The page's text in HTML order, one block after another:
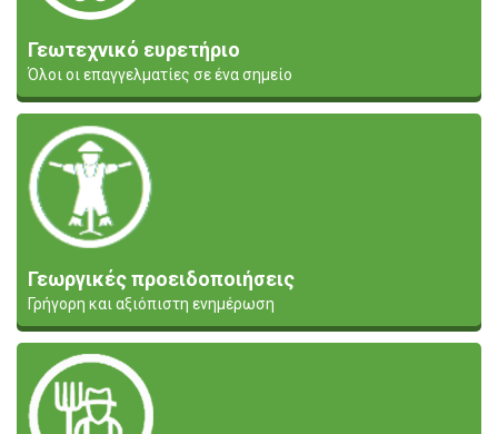
Γεωτεχνικό ευρετήριο
Όλοι οι επαγγελματίες σε ένα σημείο
Γεωργικές προειδοποιήσεις
Γρήγορη και αξιόπιστη ενημέρωση